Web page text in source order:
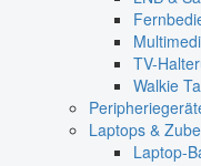
TV-
Walkie
Laptops &
Laptop-